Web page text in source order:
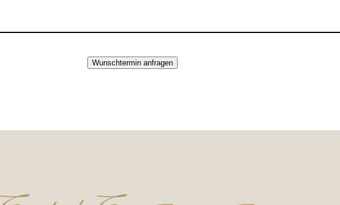
Wunschtermin anfragen